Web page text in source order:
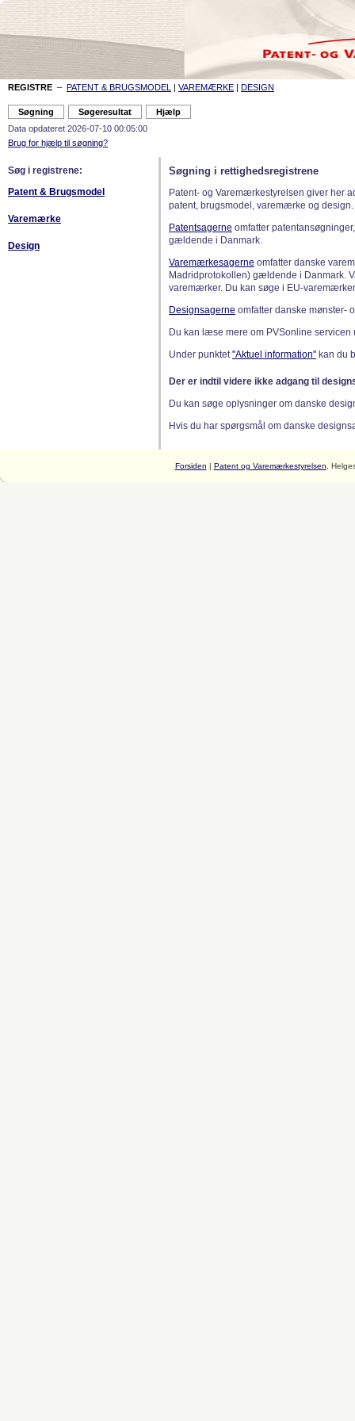
REGISTRE – PATENT & BRUGSMODEL | VAREMÆRKE | DESIGN
Data opdateret 2026-07-10 00:05:00
Brug for hjælp til søgning?
Søg i registrene:
Patent & Brugsmodel
Varemærke
Design
Søgning i rettighedsregistrene
Patent- og Varemærkestyrelsen giver her
patent, brugsmodel, varemærke og design.
Patentsagerne omfatter
gældende i Danmark.
Varemærkesagerne omfatter danske
Madridprotokollen) gældende i Danmark.
varemærker. Du kan søge i EU-
Designsagerne omfatter danske mønster-
Du kan læse mere om PVSonline
Under punktet"Aktuel information" kan du
Der er indtil videre ikke adgang til
Du kan søge oplysninger om danske
Hvis du har spørgsmål om danske
Forsiden | Patent og Varemærkestyrelsen ,